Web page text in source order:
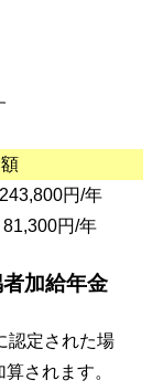
円/年
円/年
加給年金
認定された場
されます。